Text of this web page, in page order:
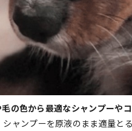
の色から最適なシャンプーや
ャンプーを原液のまま適量とる